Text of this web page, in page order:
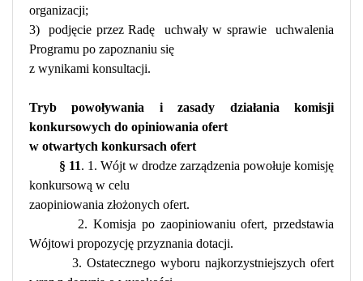
organizacji;
3)
podjęcie przez Radę uchwały w sprawie
uchwalenia
Programu po zapoznaniu się
z wynikami konsultacji.
Tryb powoływania i zasady działania komisji
konkursowych do opiniowania ofert
w otwartych konkursach ofert
§ 11. 1. Wójt w drodze zarządzenia powołuje komisję
konkursową w celu
zaopiniowania złożonych ofert.
2. Komisja po zaopiniowaniu ofert, przedstawia
Wójtowi propozycję przyznania dotacji.
3. Ostatecznego wyboru najkorzystniejszych ofert